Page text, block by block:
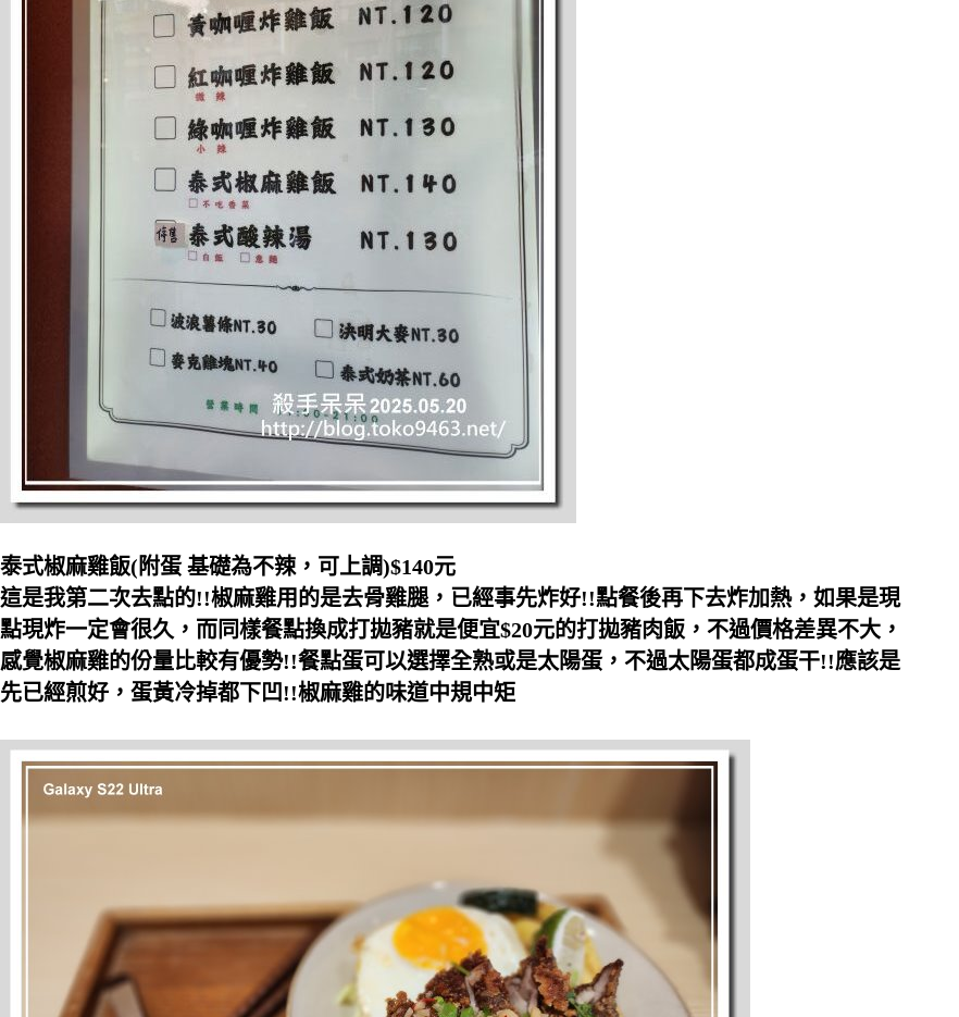
泰式椒麻雞飯(附蛋 基礎為不辣，可上調)$140元
這是我第二次去點的!!椒麻雞用的是去骨雞腿，已經事先炸好!!點餐後再下去炸加熱，如果是現
點現炸一定會很久，而同樣餐點換成打拋豬就是便宜$20元的打拋豬肉飯，不過價格差異不大，
感覺椒麻雞的份量比較有優勢!!餐點蛋可以選擇全熟或是太陽蛋，不過太陽蛋都成蛋干!!應該是
先已經煎好，蛋黃冷掉都下凹!!椒麻雞的味道中規中矩